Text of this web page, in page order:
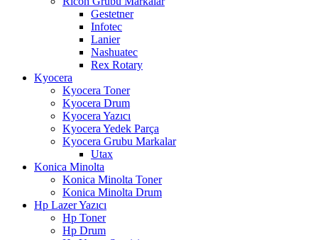
Gestetner
Infotec
Lanier
Nashuatec
Rex Rotary
Kyocera
Kyocera Toner
Kyocera Drum
Kyocera Yazıcı
Kyocera Yedek Parça
Kyocera Grubu Markalar
Utax
Konica Minolta
Konica Minolta Toner
Konica Minolta Drum
Hp Lazer Yazıcı
Hp Toner
Hp Drum